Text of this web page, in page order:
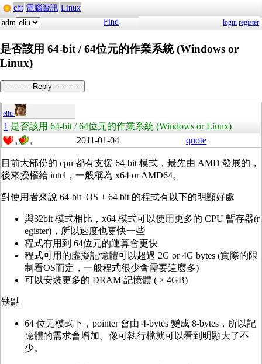
cht 電腦資訊 Linux
adm
Find login register
是否該用 64-bit / 64位元的作業系統 (Windows or
Linux)
----------- Reply -----------
eliu
1 是否該用 64-bit / 64位元的作業系統 (Windows or Linux)
0 1 2011-01-04 quote
目前大部份的 cpu 都有支援 64-bit 模式，最先由 AMD 發展的，
後來授權給 intel，一般稱為 x64 or AMD64。
對使用者來說 64-bit OS + 64 bit 的程式有以下的明顯好處
與32bit 模式相比，x64 模式可以使用更多的 CPU 暫存器(r
egister)，所以速度也更快一些
程式有用到 64位元的運算會更快
程式可用的虛擬記憶體可以超過 2G or 4G bytes (實際的限
制看OS而定，一般程式很少會需要這麼多)
可以安裝更多的 DRAM 記憶體 ( > 4GB)
缺點
64 位元模式下，pointer 會由 4-bytes 變成 8-bytes，所以記
憶體的需求會增加。像可執行檔就可以看到明顯大了不
少。